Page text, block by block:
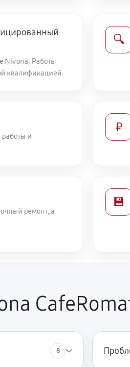
Nivona. Работы
квалификацией.
🔍
и
₽
ремонт, а
💾
8